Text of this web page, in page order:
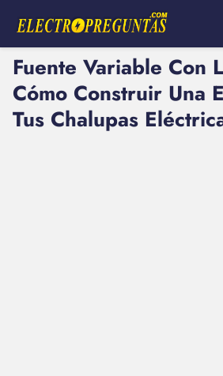
Fuente Variable Con
Cómo Construir Una
Tus Chalupas